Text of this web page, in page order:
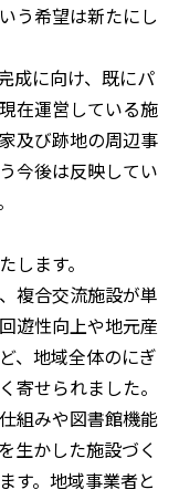
う希望は新たにし
成に向け、既にパ
在運営している施
及び跡地の周辺事
今後は反映してい
ます。
複合交流施設が単
遊性向上や地元産
、地域全体のにぎ
寄せられました。
組みや図書館機能
生かした施設づく
す。地域事業者と